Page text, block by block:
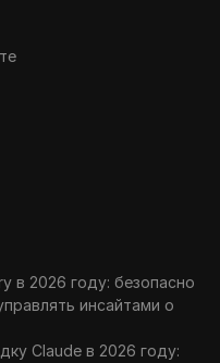
в 2026 году: безопасно
инсайтами о
Claude в 2026 году: